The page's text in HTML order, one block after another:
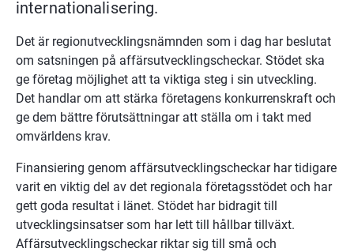
internationalisering.
Det är regionutvecklingsnämnden som i dag har beslutat
om satsningen på affärsutvecklingscheckar. Stödet ska
ge företag möjlighet att ta viktiga steg i sin utveckling.
Det handlar om att stärka företagens konkurrenskraft och
ge dem bättre förutsättningar att ställa om i takt med
omvärldens krav.
Finansiering genom affärsutvecklingscheckar har tidigare
varit en viktig del av det regionala företagsstödet och har
gett goda resultat i länet. Stödet har bidragit till
utvecklingsinsatser som har lett till hållbar tillväxt.
Affärsutvecklingscheckar riktar sig till små och